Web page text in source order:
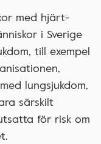
med hjärt-
i Sverige
till exempel
lungsjukdom,
särskilt
för risk om